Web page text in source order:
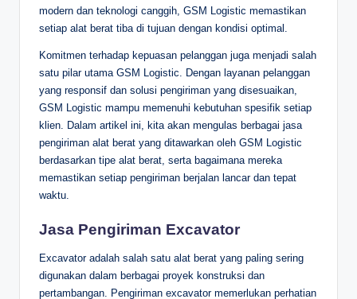
modern dan teknologi canggih, GSM Logistic memastikan
setiap alat berat tiba di tujuan dengan kondisi optimal.
Komitmen terhadap kepuasan pelanggan juga menjadi salah
satu pilar utama GSM Logistic. Dengan layanan pelanggan
yang responsif dan solusi pengiriman yang disesuaikan,
GSM Logistic mampu memenuhi kebutuhan spesifik setiap
klien. Dalam artikel ini, kita akan mengulas berbagai jasa
pengiriman alat berat yang ditawarkan oleh GSM Logistic
berdasarkan tipe alat berat, serta bagaimana mereka
memastikan setiap pengiriman berjalan lancar dan tepat
waktu.
Jasa Pengiriman Excavator
Excavator adalah salah satu alat berat yang paling sering
digunakan dalam berbagai proyek konstruksi dan
pertambangan. Pengiriman excavator memerlukan perhatian